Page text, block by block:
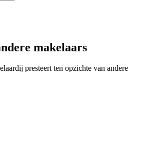
makelaars
presteert ten opzichte van andere